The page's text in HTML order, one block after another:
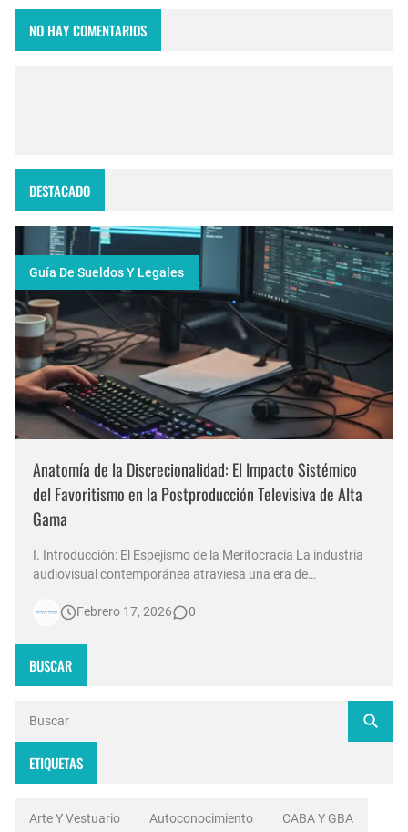
NO HAY COMENTARIOS
DESTACADO
Guía De Sueldos Y Legales
Anatomía de la Discrecionalidad: El Impacto Sistémico
del Favoritismo en la Postproducción Televisiva de Alta
Gama
I. Introducción: El Espejismo de la Meritocracia La industria
audiovisual contemporánea atraviesa una era de
noticias en Argentina invierten millones de dólares en
Febrero 17, 2026 0
BUSCAR
ETIQUETAS
Arte Y Vestuario Autoconocimiento CABA Y GBA